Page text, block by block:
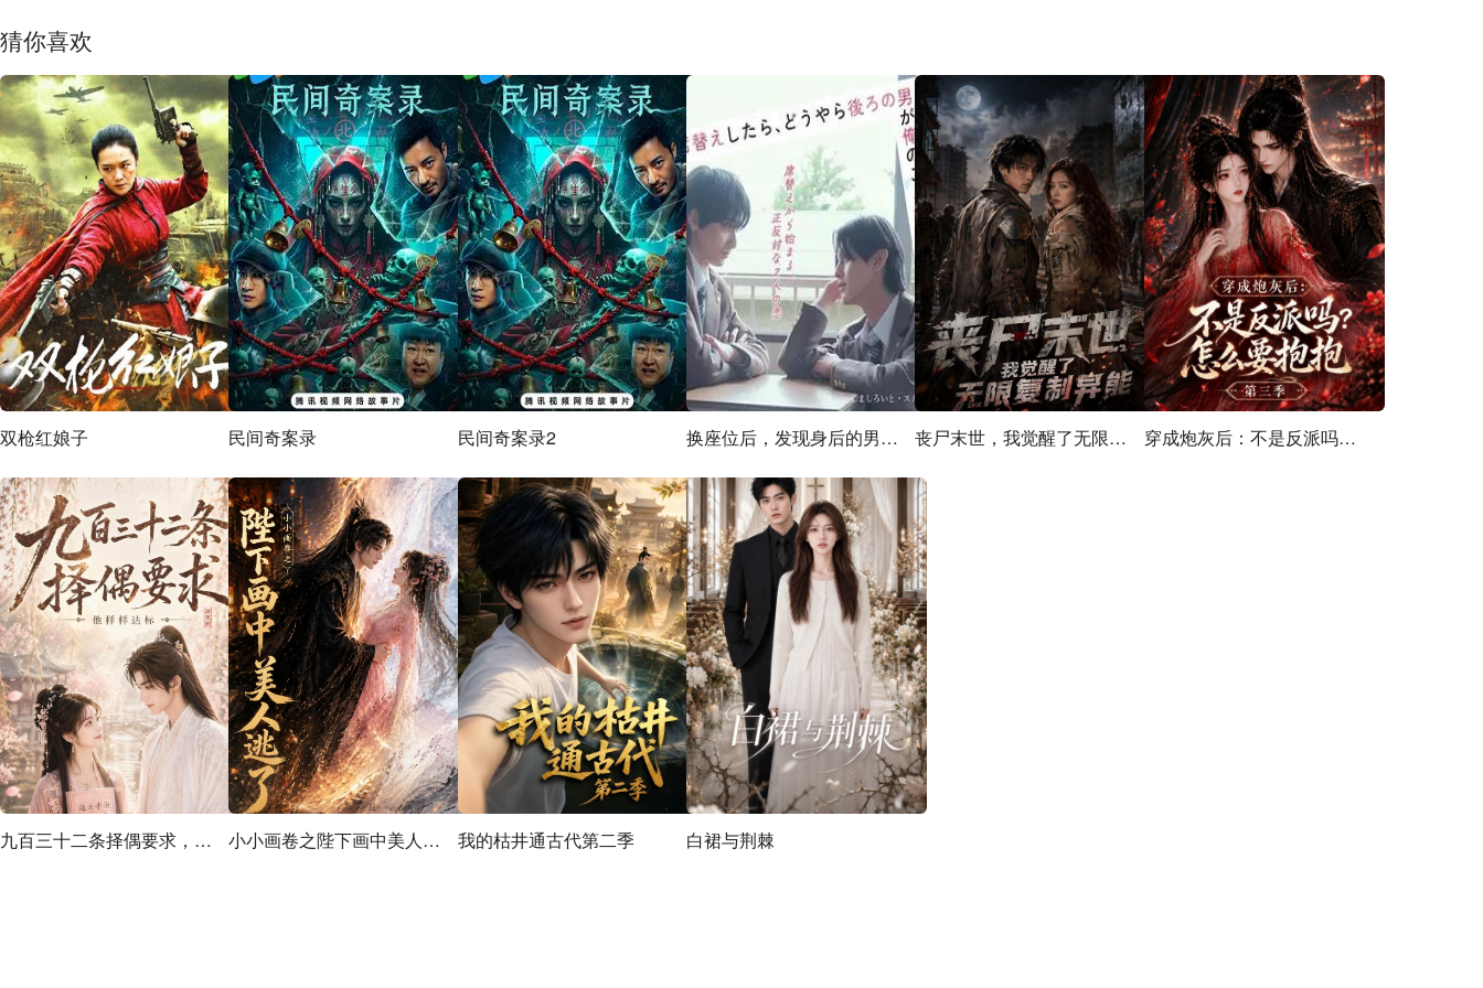
猜你喜欢
双枪红娘子 民间奇案录 民间奇案录2 换座位后，发现身后的男生好像喜欢我 丧尸末世，我觉醒了无限复制异能 穿成炮灰后：不是反派吗？怎么要抱抱第三季
九百三十二条择偶要求，他样样达标 小小画卷之陛下画中美人逃了 我的枯井通古代第二季 白裙与荆棘